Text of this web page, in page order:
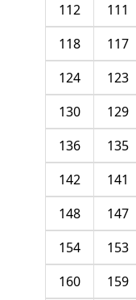
111
112
117
118
123
124
129
130
135
136
141
142
147
148
153
154
159
160